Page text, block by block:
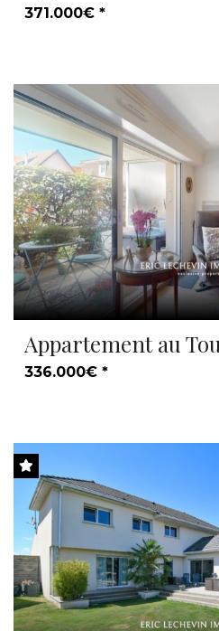
371.000€ *
Appartement au
336.000€ *